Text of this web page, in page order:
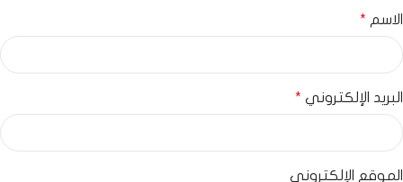
الاسم *
البريد الإلكتروني *
الموقع الإلكتروني